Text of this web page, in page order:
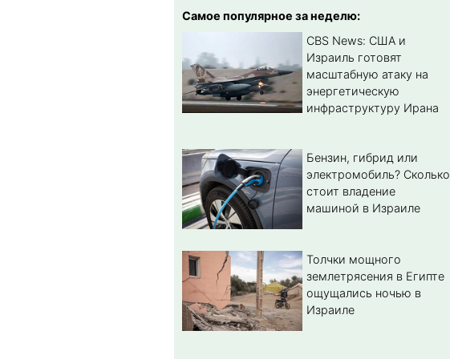
Самое популярное за неделю:
CBS News: США и
Израиль готовят
масштабную атаку на
энергетическую
инфраструктуру Ирана
Бензин, гибрид или
электромобиль? Cколько
стоит владение
машиной в Израиле
Толчки мощного
землетрясения в Египте
ощущались ночью в
Израиле